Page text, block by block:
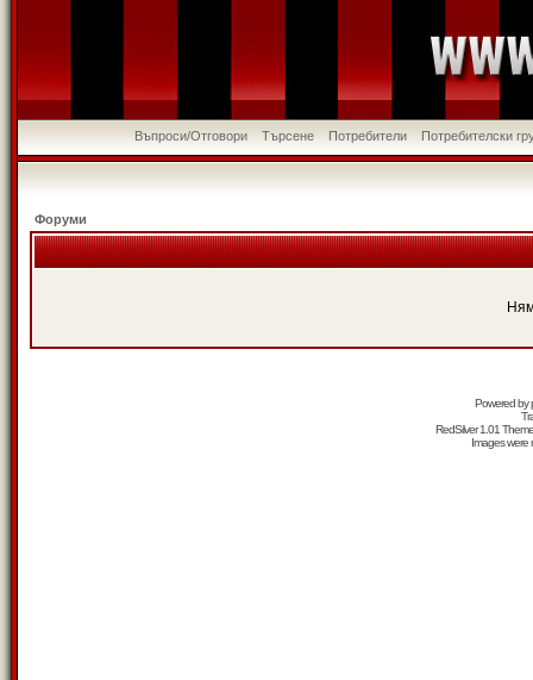
Въпроси/Отговори Търсене Потребители Потребителски
Форуми
Powered by
RedSilver 1.01
Images were